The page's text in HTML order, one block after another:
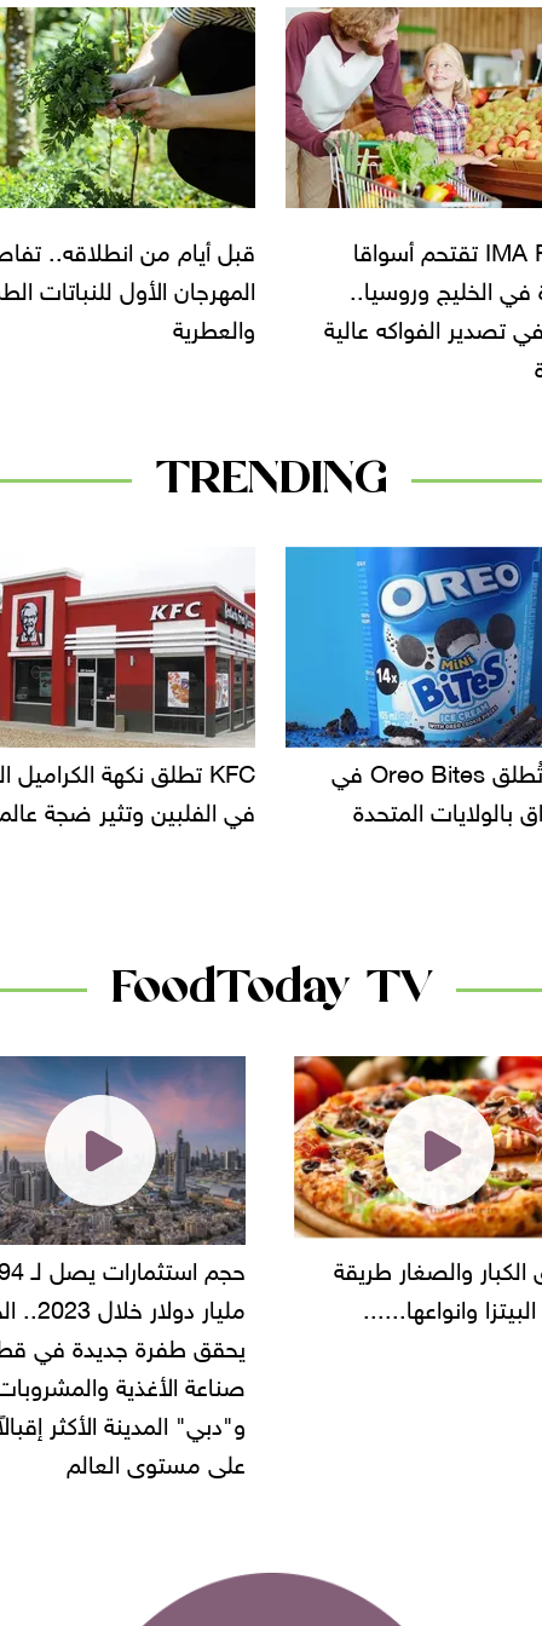
من انطلاقه.. تفاصيل
الأول للنباتات الطبية
أمجد القاضي: نستهدف
المهرجان الأول للنباتات
والعطرية عرض الحلول
TRENDING
KFC تطلق نكهة الكراميل المملح
وتثير ضجة عالمية
دعوات للتحقيق في أسباب
سحب بعض ألبان الأطفال
FoodToday TV
حجم استثمارات يصل لـ 94
"أمن القاهرة" يضبط
شركة مطاعم استولى على
أموال المواطنين بزعم